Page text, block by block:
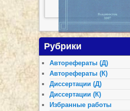
Рубрики
Авторефераты (Д)
Авторефераты (К)
Диссертации (Д)
Диссертации (К)
Избранные работы